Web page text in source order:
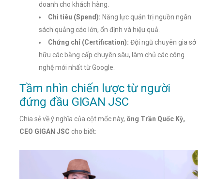
doanh cho khách hàng.
Chi tiêu (Spend): Năng lực quản trị nguồn ngân
sách quảng cáo lớn, ổn định và hiệu quả.
Chứng chỉ (Certification): Đội ngũ chuyên gia sở
hữu các bằng cấp chuyên sâu, làm chủ các công
nghệ mới nhất từ Google.
Tầm nhìn chiến lược từ người
đứng đầu GIGAN JSC
Chia sẻ về ý nghĩa của cột mốc này, ông Trần Quốc Kỳ,
CEO GIGAN JSC cho biết: